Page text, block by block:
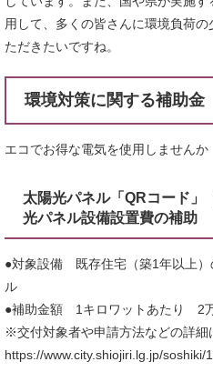
用して、多くの皆さんに環境負荷
ただきたいですね。
環境対策に関する補助金
エコでお得な電気を使用しませんか
太陽光パネル「QRコード」
光パネル設備設置費の補助
●対象設備 既存住宅（築1年以上）
ル
●補助金額 1キロワットあたり 2万
※交付対象者や申請方法などの詳細
https://www.city.shiojiri.lg.jp/soshiki/